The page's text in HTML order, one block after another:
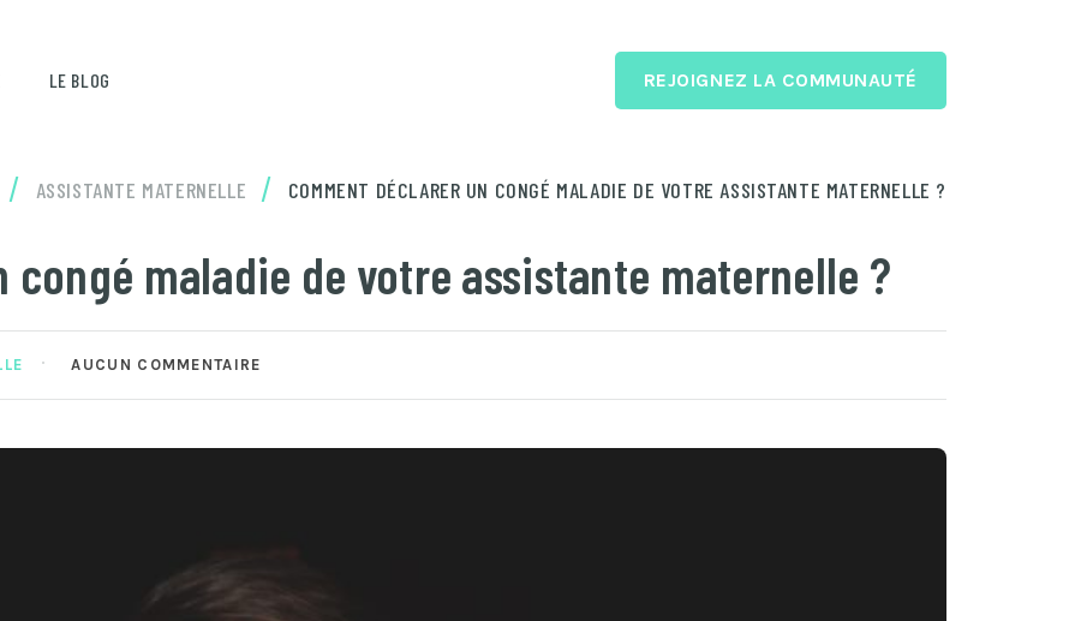
REJOIGNEZ LA COMMUNAUTÉ
LE BLOG
/ ASSISTANTE MATERNELLE / COMMENT DÉCLARER UN CONGÉ MALADIE DE VOTRE ASSISTANTE MATERNELLE ?
congé maladie de votre assistante maternelle ?
AUCUN COMMENTAIRE